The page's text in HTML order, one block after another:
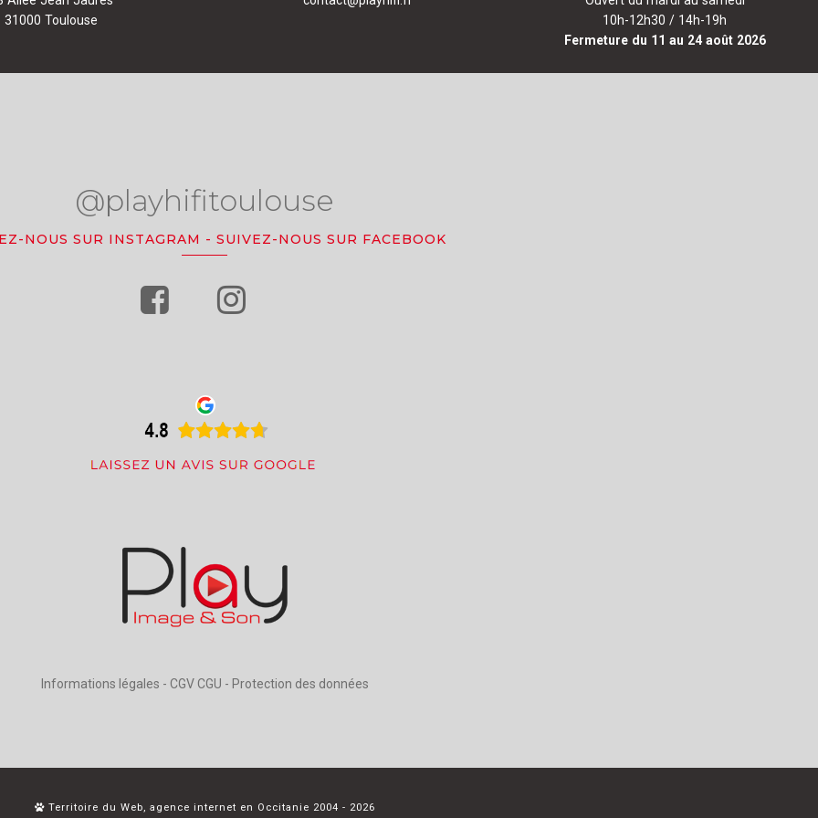
31000 Toulouse
10h-12h30 / 14h-19h
Fermeture du 11 au 24 août 2026
@playhifitoulouse
NOUS SUR INSTAGRAM - SUIVEZ-NOUS SUR FACEBOOK
Informations légales - CGV CGU - Protection des données
Territoire du Web, agence internet en Occitanie 2004 - 2026